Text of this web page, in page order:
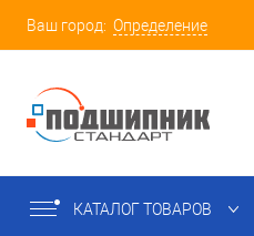
Ваш город: Определение
КАТАЛОГ ТОВАРОВ